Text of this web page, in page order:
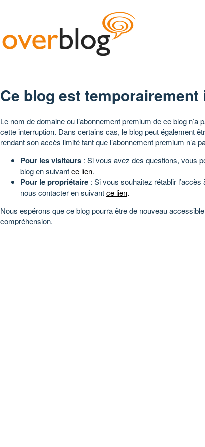
Ce blog est
Le nom de domaine ou l’abonnement premium de ce blog n’a
cette interruption. Dans certains cas, le blog peut également
rendant son accès limité tant que l’abonnement premium n’a
Pour les visiteurs : Si vous avez des questions, vous
blog en suivantce lien.
Pour le propriétaire : Si vous souhaitez rétablir
nous contacter en suivantce lien.
Nous espérons que ce blog pourra être de nouveau
compréhension.